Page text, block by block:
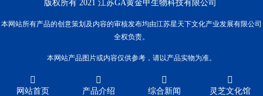
版权所有 2021 江苏GA黄金甲生物科技有限公司
本网站所有产品的创意策划及内容的审核发布均由江苏星天下文化产业发展有限公司
全权负责。
本网站产品图片或内容仅供参考，请以产品实物为准。
网站首页 产品介绍 综合新闻 灵芝文化馆